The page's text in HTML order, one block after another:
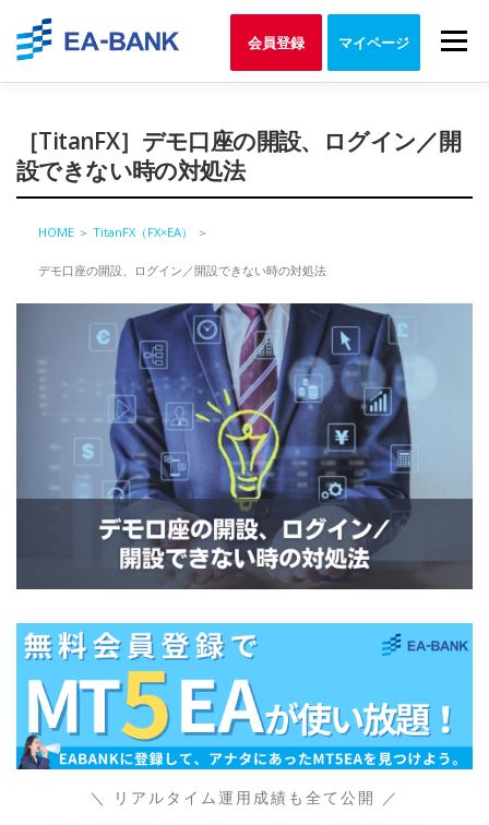
content
Menu
会員登録 マイページ
［TitanFX］デモ口座の開設、ログイン／開
設できない時の対処法
HOME ＞ TitanFX（FX×EA） ＞
デモ口座の開設、ログイン／開設できない時の対処法
＼ リアルタイム運用成績も全て公開 ／